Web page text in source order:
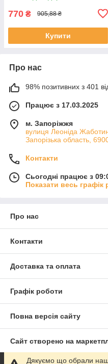
770 ₴ 905,88 ₴
Купити
Про нас
98% позитивних з 401
Працює з 17.03.2025
м. Запоріжжя
вулиця Леоніда
Запорізька область,
Контакти
Сьогодні працює з
Показати весь графік
Про нас
Контакти
Доставка та оплата
Графік роботи
Повна версія сайту
Сайт створено на
Дякуємо що обрали